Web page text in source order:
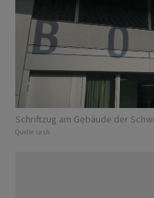
Schriftzug am Gebäude der
Quelle: cash